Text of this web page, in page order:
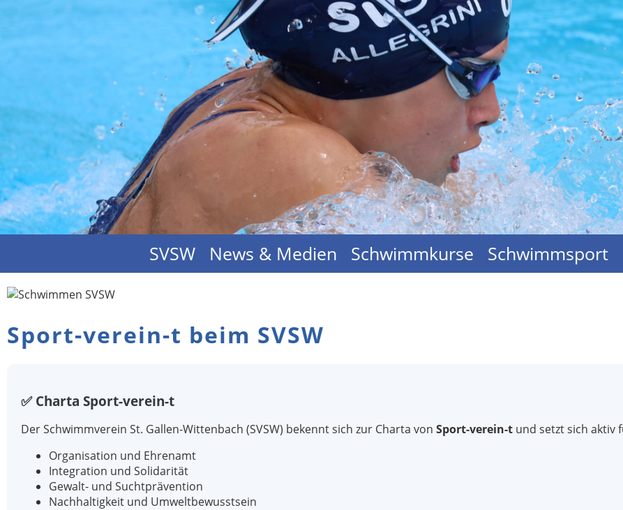
SVSW News & Medien Schwimmkurse Schwimmsport
Sport-verein-t beim SVSW
✅ Charta Sport-verein-t
Der Schwimmverein St. Gallen-Wittenbach (SVSW) bekennt sich zur Charta von Sport-verein-t und setzt sich aktiv
Organisation und Ehrenamt
Integration und Solidarität
Gewalt- und Suchtprävention
Nachhaltigkeit und Umweltbewusstsein